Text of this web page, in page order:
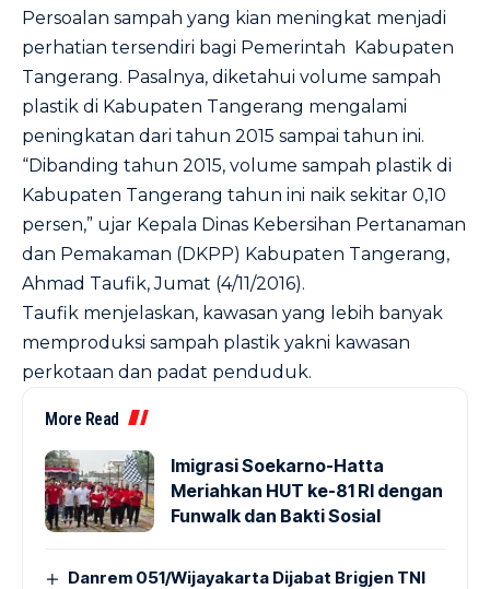
Persoalan sampah yang kian meningkat menjadi
perhatian tersendiri bagi Pemerintah Kabupaten
Tangerang. Pasalnya, diketahui volume sampah
plastik di Kabupaten Tangerang mengalami
peningkatan dari tahun 2015 sampai tahun ini.
“Dibanding tahun 2015, volume sampah plastik di
Kabupaten Tangerang tahun ini naik sekitar 0,10
persen,” ujar Kepala Dinas Kebersihan Pertanaman
dan Pemakaman (DKPP) Kabupaten Tangerang,
Ahmad Taufik, Jumat (4/11/2016).
Taufik menjelaskan, kawasan yang lebih banyak
memproduksi sampah plastik yakni kawasan
perkotaan dan padat penduduk.
More Read
Imigrasi Soekarno-Hatta
Meriahkan HUT ke-81 RI dengan
Funwalk dan Bakti Sosial
Danrem 051/Wijayakarta Dijabat Brigjen TNI